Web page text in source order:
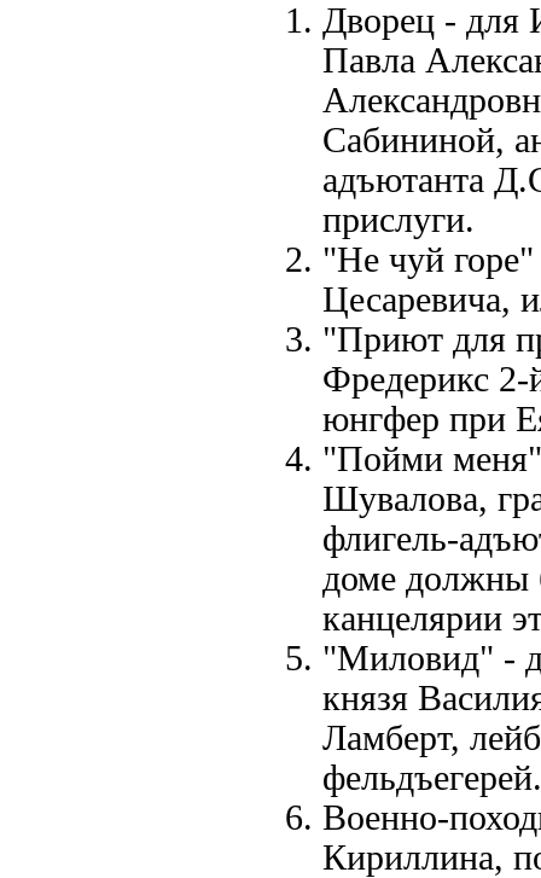
Дворец - для
Павла
Сабининой,
адъютанта
прислуги.
"Не чуй горе"
Цесаревича,
"Приют для
Фредерикс 2-
юнгфер при
"Пойми
Шувалова,
флигель-
доме должны
канцелярии
"Миловид" -
князя
Ламберт,
фельдъегерей.
Военно-
Кириллина,